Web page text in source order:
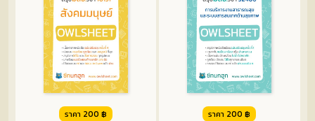
ราคา 200 ฿
ราคา 200 ฿